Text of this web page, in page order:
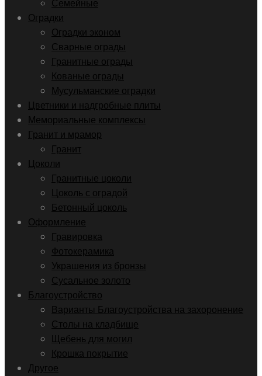
Семейные
Оградки
Оградки эконом
Сварные ограды
Гранитные ограды
Кованые ограды
Мусульманские оградки
Цветники и надгробные плиты
Мемориальные комплексы
Гранит и мрамор
Гранит
Цоколи
Гранитные цоколи
Цоколь с оградой
Бетонный цоколь
Оформление
Гравировка
Фотокерамика
Украшения из бронзы
Сусальное золото
Благоустройство
Варианты Благоустройства на захоронение
Столы на кладбище
Щебень для могил
Крошка покрытие
Другое